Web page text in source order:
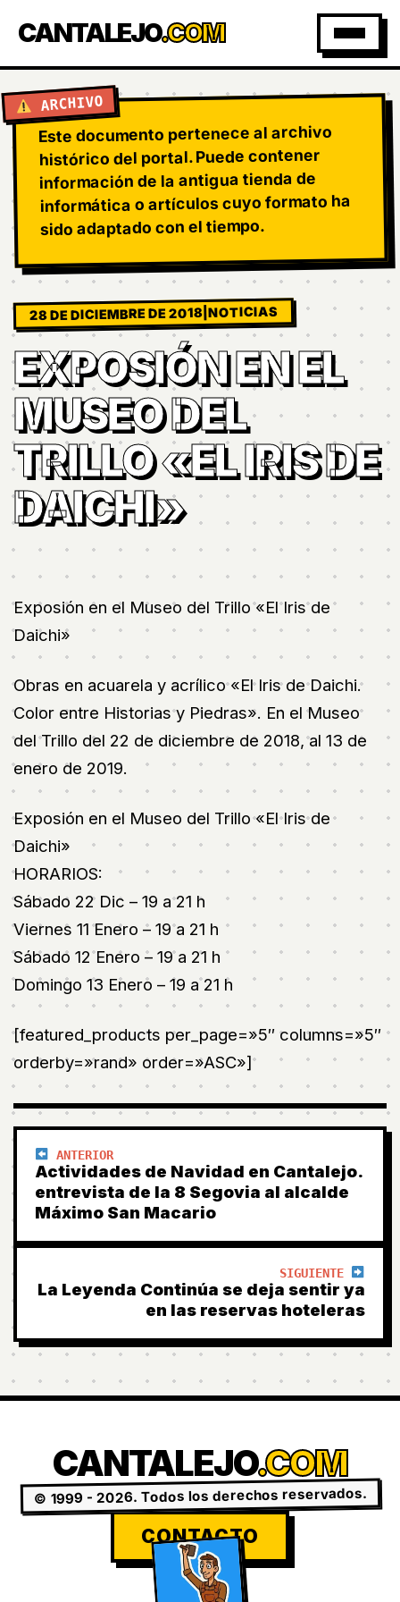
CANTALEJO.COM
ARCHIVO
Este documento pertenece al archivo
histórico del portal. Puede contener
información de la antigua tienda de
informática o artículos cuyo formato ha
sido adaptado con el tiempo.
28 DE DICIEMBRE DE 2018|NOTICIAS
EXPOSIÓN EN EL
MUSEO DEL
TRILLO «EL IRIS DE
DAICHI»
Exposión en el Museo del Trillo «El Iris de
Daichi»
Obras en acuarela y acrílico «El Iris de Daichi.
Color entre Historias y Piedras». En el Museo
del Trillo del 22 de diciembre de 2018, al 13 de
enero de 2019.
Exposión en el Museo del Trillo «El Iris de
Daichi»
HORARIOS:
Sábado 22 Dic – 19 a 21 h
Viernes 11 Enero – 19 a 21 h
Sábado 12 Enero – 19 a 21 h
Domingo 13 Enero – 19 a 21 h
[featured_products per_page=»5″ columns=»5″
orderby=»rand» order=»ASC»]
ANTERIOR
Actividades de Navidad en Cantalejo.
entrevista de la 8 Segovia al alcalde
Máximo San Macario
SIGUIENTE
La Leyenda Continúa se deja sentir ya
en las reservas hoteleras
CANTALEJO.COM
© 1999 - 2026. Todos los derechos reservados.
CONTACTO